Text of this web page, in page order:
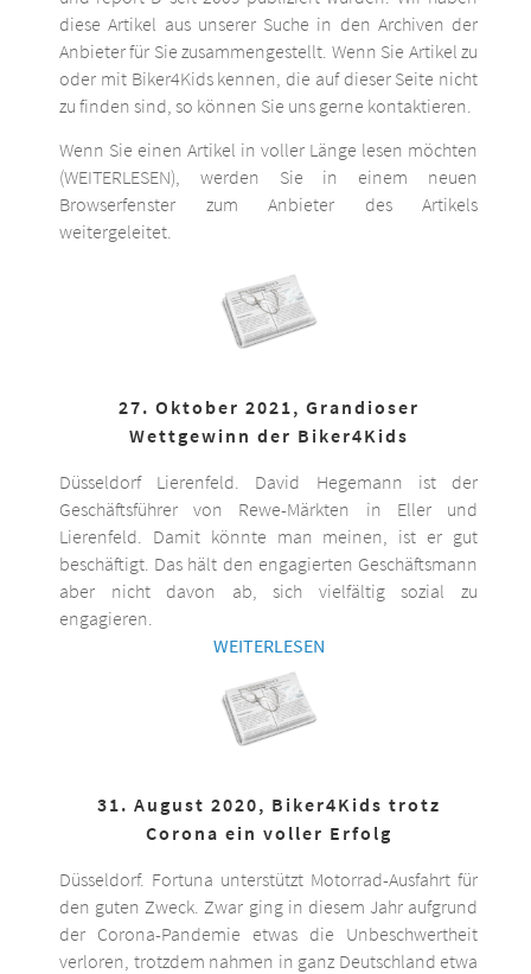
diese Artikel aus unserer Suche in den Archiven der
Anbieter für Sie zusammengestellt. Wenn Sie Artikel zu
oder mit Biker4Kids kennen, die auf dieser Seite nicht
zu finden sind, so können Sie uns gerne kontaktieren.
Wenn Sie einen Artikel in voller Länge lesen möchten
(WEITERLESEN), werden Sie in einem neuen
Browserfenster zum Anbieter des Artikels
weitergeleitet.
27. Oktober 2021, Grandioser
Wettgewinn der Biker4Kids
Düsseldorf Lierenfeld. David Hegemann ist der
Geschäftsführer von Rewe-Märkten in Eller und
Lierenfeld. Damit könnte man meinen, ist er gut
beschäftigt. Das hält den engagierten Geschäftsmann
aber nicht davon ab, sich vielfältig sozial zu
engagieren.
WEITERLESEN
31. August 2020, Biker4Kids trotz
Corona ein voller Erfolg
Düsseldorf. Fortuna unterstützt Motorrad-Ausfahrt für
den guten Zweck. Zwar ging in diesem Jahr aufgrund
der Corona-Pandemie etwas die Unbeschwertheit
verloren, trotzdem nahmen in ganz Deutschland etwa